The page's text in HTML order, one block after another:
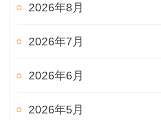
2026年8月
2026年7月
2026年6月
2026年5月